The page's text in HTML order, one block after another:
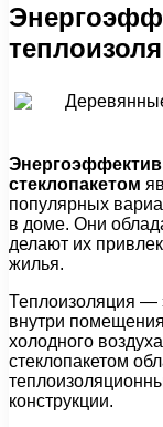
стеклопакетом
популярных
в доме. Они
делают их
жилья.
Теплоизоляция —
внутри
холодного
стеклопакетом
конструкции.